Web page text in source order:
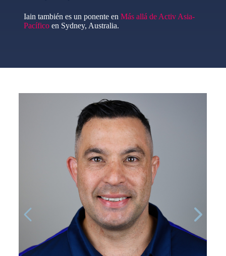
Iain también es un ponente en Más allá de Activ Asia-
Pacíficoen Sydney, Australia.